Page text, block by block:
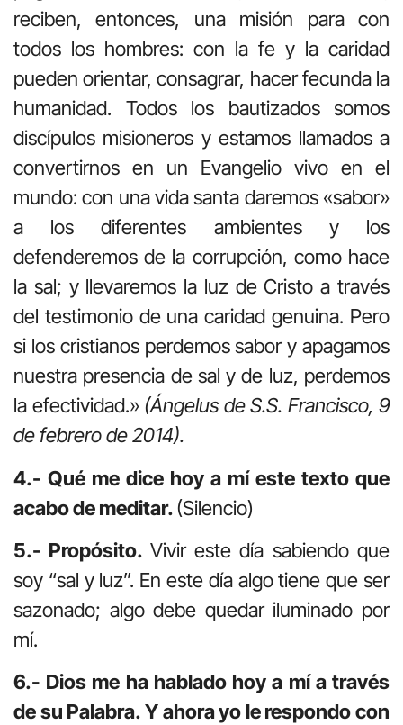
reciben, entonces, una misión para con
todos los hombres: con la fe y la caridad
pueden orientar, consagrar, hacer fecunda la
humanidad. Todos los bautizados somos
discípulos misioneros y estamos llamados a
convertirnos en un Evangelio vivo en el
mundo: con una vida santa daremos «sabor»
a los diferentes ambientes y los
defenderemos de la corrupción, como hace
la sal; y llevaremos la luz de Cristo a través
del testimonio de una caridad genuina. Pero
si los cristianos perdemos sabor y apagamos
nuestra presencia de sal y de luz, perdemos
la efectividad.» (Ángelus de S.S. Francisco, 9
de febrero de 2014).
4.- Qué me dice hoy a mí este texto que
acabo de meditar.(Silencio)
5.- Propósito. Vivir este día sabiendo que
soy “sal y luz”. En este día algo tiene que ser
sazonado; algo debe quedar iluminado por
mí.
6.- Dios me ha hablado hoy a mí a través
de su Palabra. Y ahora yo le respondo con